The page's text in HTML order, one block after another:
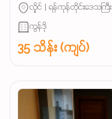
လှိုင် | ရန်ကုန်တိုင်းဒေသကြီး
ကွန်ဒို
35 သိန်း (ကျပ်)